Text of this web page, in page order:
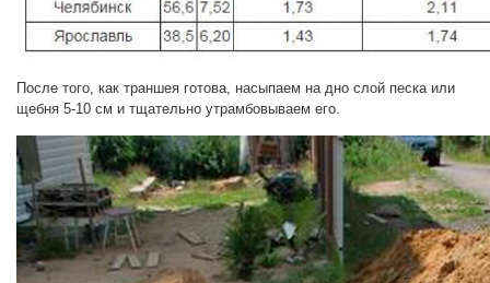
После того, как траншея готова, насыпаем на дно слой песка или
щебня 5-10 см и тщательно утрамбовываем его.